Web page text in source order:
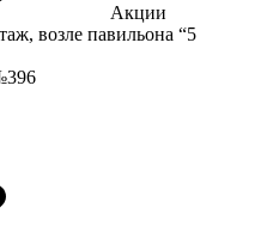
Акции
возле павильона “5